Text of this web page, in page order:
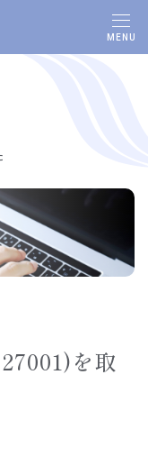
MENU
を取